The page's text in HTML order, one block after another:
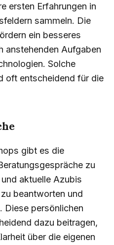
ersten Erfahrungen in
sammeln. Die
ein besseres
anstehenden Aufgaben
Solche
oft entscheidend für die
gibt es die
zu
aktuelle Azubis
beantworten und
Diese persönlichen
dazu beitragen,
über die eigenen